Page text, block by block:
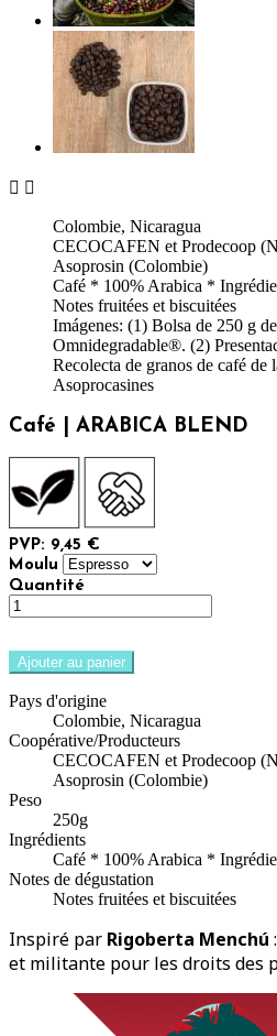
 
Colombie, Nicaragua
CECOCAFEN et Prodecoop
Asoprosin (Colombie)
Café * 100% Arabica *
Notes fruitées et biscuitées
Imágenes: (1) Bolsa de 250 g
Omnidegradable®. (2)
Recolecta de granos de café de
Asoprocasines
Café | ARABICA BLEND
PVP: 9,45 €
Moulu
Quantité
Ajouter au panier
Pays d'origine
Colombie, Nicaragua
Coopérative/Producteurs
CECOCAFEN et Prodecoop
Asoprosin (Colombie)
Peso
250g
Ingrédients
Café * 100% Arabica *
Notes de dégustation
Notes fruitées et biscuitées
Inspiré par Rigoberta Menchú
et militante pour les droits des